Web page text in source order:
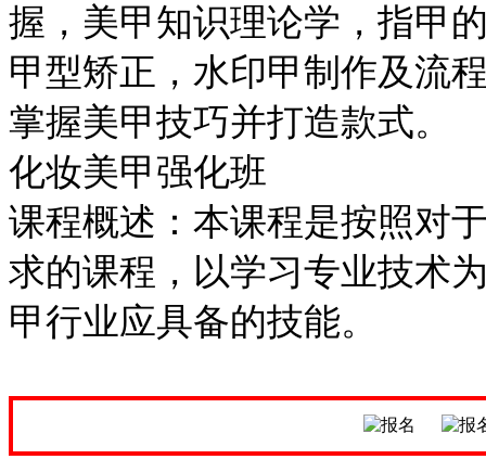
握，美甲知识理论学，指甲
甲型矫正，水印甲制作及流
掌握美甲技巧并打造款式。
化妆美甲强化班
课程概述：本课程是按照对
求的课程，以学习专业技术
甲行业应具备的技能。